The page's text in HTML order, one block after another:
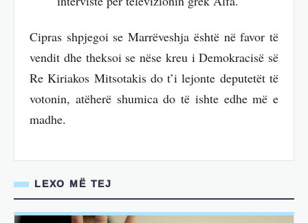
Cipras shpjegoi se Marrëveshja është në favor të
vendit dhe theksoi se nëse kreu i Demokracisë së
Re Kiriakos Mitsotakis do t’i lejonte deputetët të
votonin, atëherë shumica do të ishte edhe më e
madhe.
LEXO MË TEJ